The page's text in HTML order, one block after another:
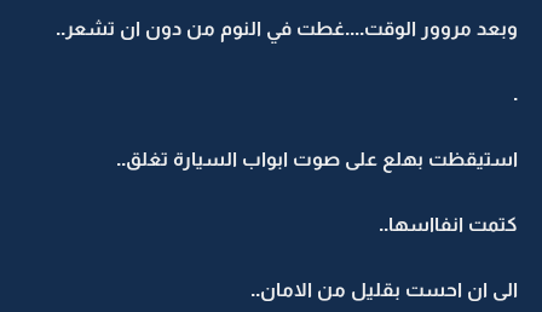
وبعد مروور الوقت....غطت في النوم من دون ان تشعر..
.
استيقظت بهلع على صوت ابواب السيارة تغلق..
كتمت انفااسها..
الى ان احست بقليل من الامان..